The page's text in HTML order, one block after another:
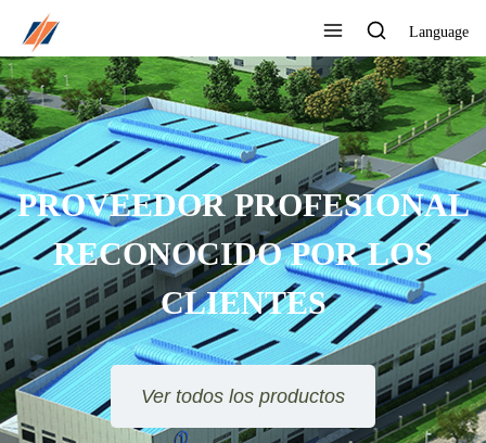
Language
PROVEEDOR PROFESIONAL
RECONOCIDO POR LOS
CLIENTES
Ver todos los productos